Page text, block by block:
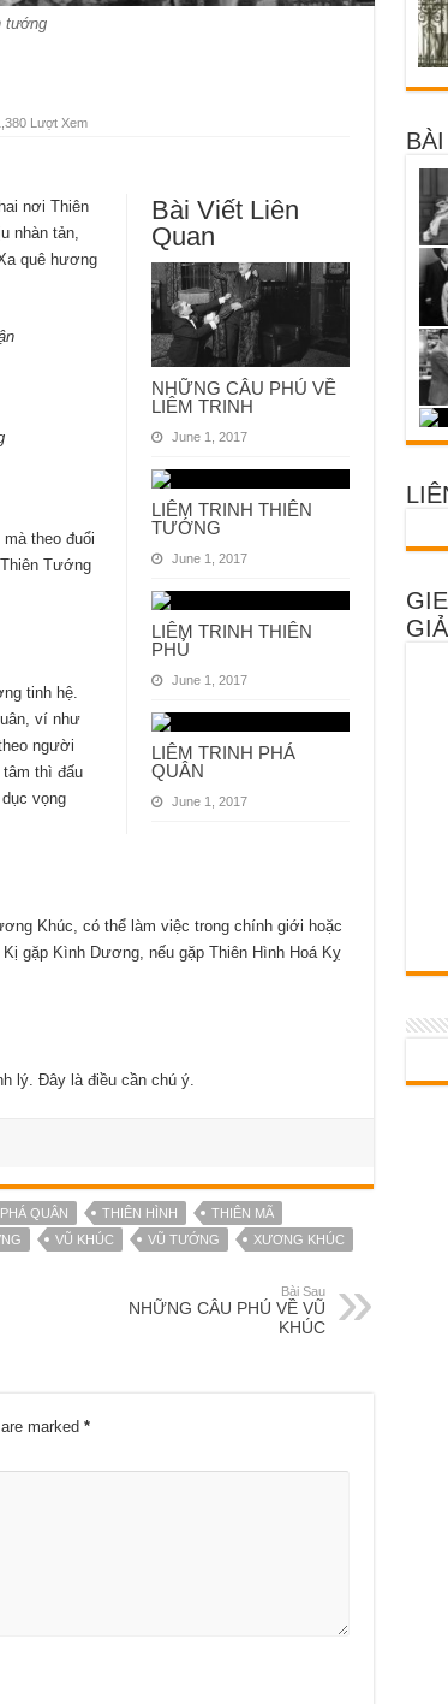
tướng
Lượt Xem
Bài Viết Liên
Quan
NHỮNG CÂU PHÚ VỀ
LIÊM TRINH
June 1, 2017
LIÊM TRINH THIÊN
TƯỚNG
June 1, 2017
LIÊM TRINH THIÊN
PHỦ
June 1, 2017
LIÊM TRINH PHÁ
QUÂN
June 1, 2017
nơi Thiên
nhàn tản,
quê hương
theo đuổi
Tướng
tinh hệ.
ví như
người
thì đấu
vọng
Khúc, có thể làm việc trong chính giới hoặc
gặp Kình Dương, nếu gặp Thiên Hình Hoá Kỵ
lý. Đây là điều cần chú ý.
PHÁ QUÂN THIÊN HÌNH
THIÊN MÃ
VŨ KHÚC VŨ TƯỚNG XƯƠNG KHÚC
Bài Sau
NHỮNG CÂU PHÚ VỀ VŨ
KHÚC
marked *